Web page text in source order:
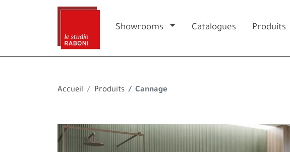
Accueil Produits Cannage
Showrooms Catalogues Produits